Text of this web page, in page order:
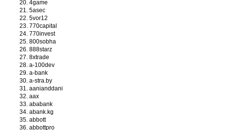
4game
5asec
5vor12
770capital
770invest
800sobha
888starz
8xtrade
a-100dev
a-bank
a-stra.by
aanianddani
aax
ababank
abank.kg
abbott
abbottpro